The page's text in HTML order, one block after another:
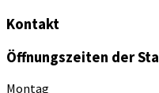
Kontakt
Öffnungszeiten der
Montag